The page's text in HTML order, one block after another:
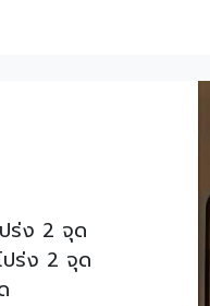
ร่ง 2 จุด
ปร่ง 2 จุด